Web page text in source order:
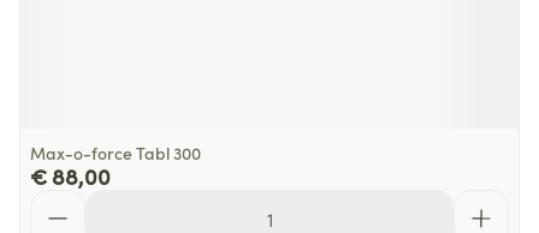
Max-o-force Tabl 300
€ 88,00